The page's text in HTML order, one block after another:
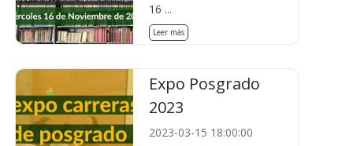
16 ...
Leer más
Expo Posgrado
2023
2023-03-15 18:00:00